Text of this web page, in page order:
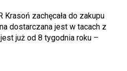
Krasoń zachęcała do zakupu
dostarczana jest w tacach z
już od 8 tygodnia roku –